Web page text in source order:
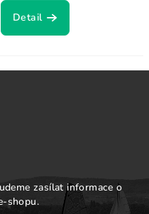
Detail
zasílat informace o
shopu.